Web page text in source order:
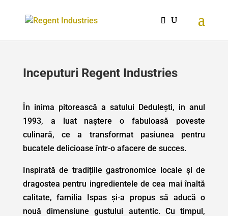
Inceputuri Regent Industries
În inima pitorească a satului Dedulești, in anul
1993, a luat naștere o fabuloasă poveste
culinară, ce a transformat pasiunea pentru
bucatele delicioase într-o afacere de succes.
Inspirată de tradițiile gastronomice locale și de
dragostea pentru ingredientele de cea mai înaltă
calitate, familia Ispas și-a propus să aducă o
nouă dimensiune gustului autentic. Cu timpul,